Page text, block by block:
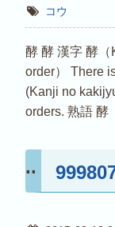
コウ
酵 酵 漢字 酵
order） There
(Kanji no
orders. 熟語 酵